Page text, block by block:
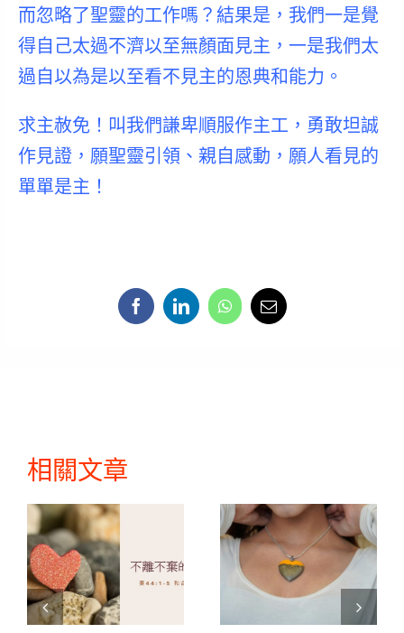
而忽略了聖靈的工作嗎？ 結果是，我們一是覺
得自己太過不濟以至無顏面見主，一是我們太
過自以為是以至看不見主的恩典和能力。
求主赦免！叫我們謙卑順服作主工， 勇敢坦誠
作見證，願聖靈引領、親自感動，願人看見的
單單是主！
相關文章